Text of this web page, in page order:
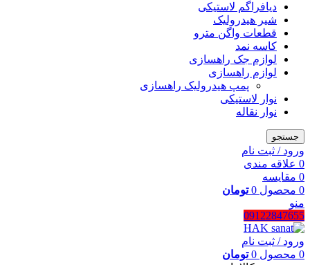
دیافراگم لاستیکی
شیر هیدرولیک
قطعات واگن مترو
کاسه نمد
لوازم جک راهسازی
لوازم راهسازی
پمپ هیدرولیک راهسازی
نوار لاستیکی
نوار نقاله
جستجو
ورود / ثبت نام
0 علاقه مندی
0 مقایسه
0 محصول 0 تومان
منو
09122847655
ورود / ثبت نام
0 محصول 0 تومان